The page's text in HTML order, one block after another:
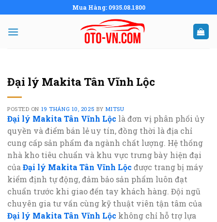
to
content
Mua Hàng: 0935.08.1800
Đại lý Makita Tân Vĩnh Lộc
POSTED ON 19 THÁNG 10, 2025 BY MITSU
Đại lý Makita Tân Vĩnh Lộc là đơn vị phân phối ủy
quyền và điểm bán lẻ uy tín, đồng thời là địa chỉ
cung cấp sản phẩm đa ngành chất lượng. Hệ thống
nhà kho tiêu chuẩn và khu vực trưng bày hiện đại
của Đại lý Makita Tân Vĩnh Lộc được trang bị máy
kiểm định tự động, đảm bảo sản phẩm luôn đạt
chuẩn trước khi giao đến tay khách hàng. Đội ngũ
chuyên gia tư vấn cùng kỹ thuật viên tận tâm của
Đại lý Makita Tân Vĩnh Lộc không chỉ hỗ trợ lựa